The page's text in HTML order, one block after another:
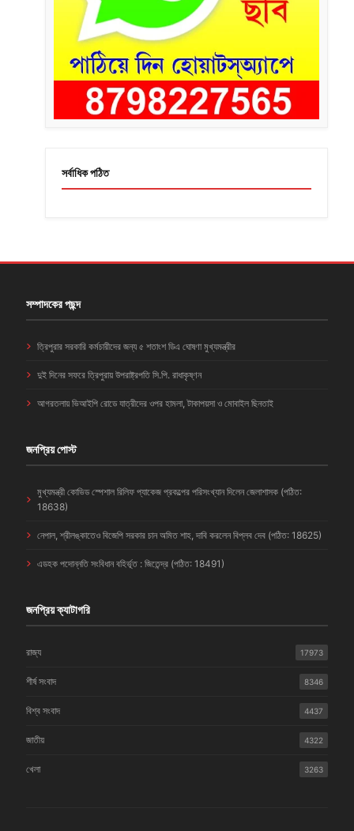
সর্বাধিক পঠিত
সম্পাদকের পছন্দ
ত্রিপুরার সরকারি কর্মচারীদের জন্য ৫ শতাংশ ডিএ ঘোষণা মুখ্যমন্ত্রীর
দুই দিনের সফরে ত্রিপুরায় উপরাষ্ট্রপতি সি.পি. রাধাকৃষ্ণন
আগরতলায় ভিআইপি রোডে যাত্রীদের ওপর হামলা, টাকাপয়সা ও মোবাইল ছিনতাই
জনপ্রিয় পোস্ট
মুখ্যমন্ত্রী কোভিড স্পেশাল রিলিফ প্যাকেজ প্রকল্পের পরিসংখ্যান দিলেন জেলাশাসক (পঠিত:
18638)
নেপাল, শ্রীলঙ্কাতেও বিজেপি সরকার চান অমিত শাহ, দাবি করলেন বিপ্লব দেব (পঠিত: 18625)
এডহক পদোন্নতি সংবিধান বহির্ভূত : জিতেন্দ্র (পঠিত: 18491)
জনপ্রিয় ক্যাটাগরি
রাজ্য 17973
শীর্ষ সংবাদ 8346
বিশ্ব সংবাদ 4437
জাতীয় 4322
খেলা 3263